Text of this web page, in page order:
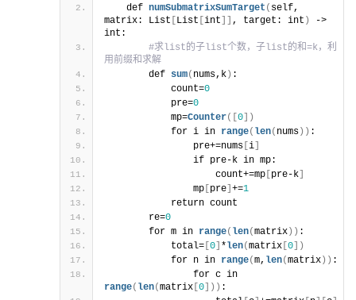
    def
numSubmatrixSumTarget ( self,
matrix: List
List int , target: int )
->
int:
#求list的子list个数，子list的和=k，利
用前缀和求解
        def
sum( nums,k ) :
            count=
0
            pre=
0
            mp=
Counter( 0
)
            for i in
range( len( nums ) ) :
                pre+=nums
i
                if pre-k in mp:
                    count+=mp
pre-k
                mp
pre +=1
            return count
        re=
0
        for m in
range( len(matrix ) ) :
            total=
0 *len(matrix 0
)
            for n in
range(m, len(matrix ) ) :
range( len(matrix 0 ) ) :